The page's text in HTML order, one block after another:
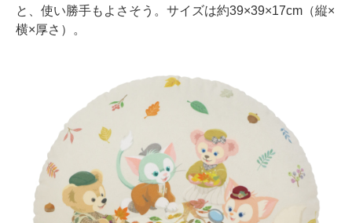
と、使い勝手もよさそう。サイズは約39×39×17cm（縦×
横×厚さ）。